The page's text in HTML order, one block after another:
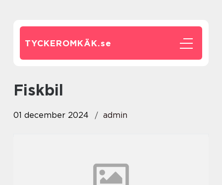
TYCKEROMKÄK.se
Fiskbil
01 december 2024 admin